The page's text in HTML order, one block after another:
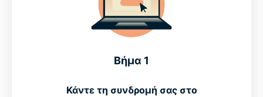
Βήμα 1
Κάντε τη συνδρομή σας στο